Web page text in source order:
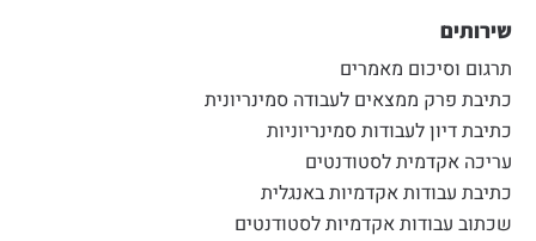
שירותים
תרגום וסיכום מאמרים
כתיבת פרק ממצאים לעבודה סמינריונית
כתיבת דיון לעבודות סמינריוניות
עריכה אקדמית לסטודנטים
כתיבת עבודות אקדמיות באנגלית
שכתוב עבודות אקדמיות לסטודנטים